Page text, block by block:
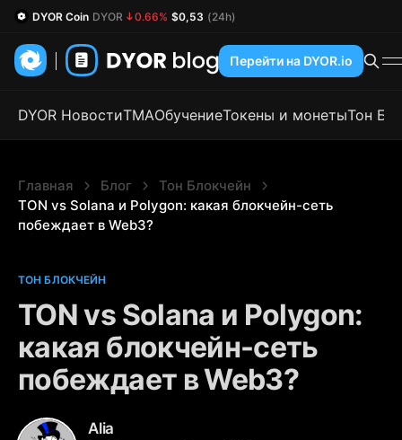
DYOR Coin DYOR 0.66% $0,53 (24h)
Перейти на DYOR.io
DYOR НовостиTMAОбучениеТокены и монетыТон
Главная Блог
Тон Блокчейн
TON vs Solana и Polygon: какая блокчейн-сеть
побеждает в Web3?
ТОН БЛОКЧЕЙН
TON vs Solana и Polygon:
какая блокчейн-сеть
побеждает в Web3?
Alia